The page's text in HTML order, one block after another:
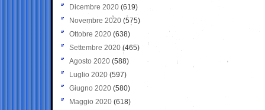
Dicembre 2020 (619)
Novembre 2020 (575)
Ottobre 2020 (638)
Settembre 2020(465)
Agosto 2020 (588)
Luglio 2020 (597)
Giugno 2020 (580)
Maggio 2020 (618)